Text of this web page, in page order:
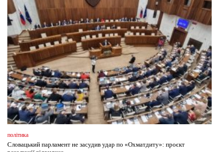
політика
Словацький парламент не засудив удар по «Охматдиту»: проєкт